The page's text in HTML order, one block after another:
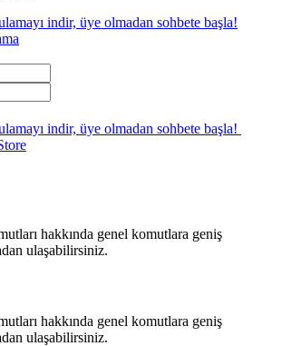
indir, üye olmadan sohbete başla!
indir, üye olmadan sohbete başla!
hakkında genel komutlara geniş
ulaşabilirsiniz.
hakkında genel komutlara geniş
ulaşabilirsiniz.